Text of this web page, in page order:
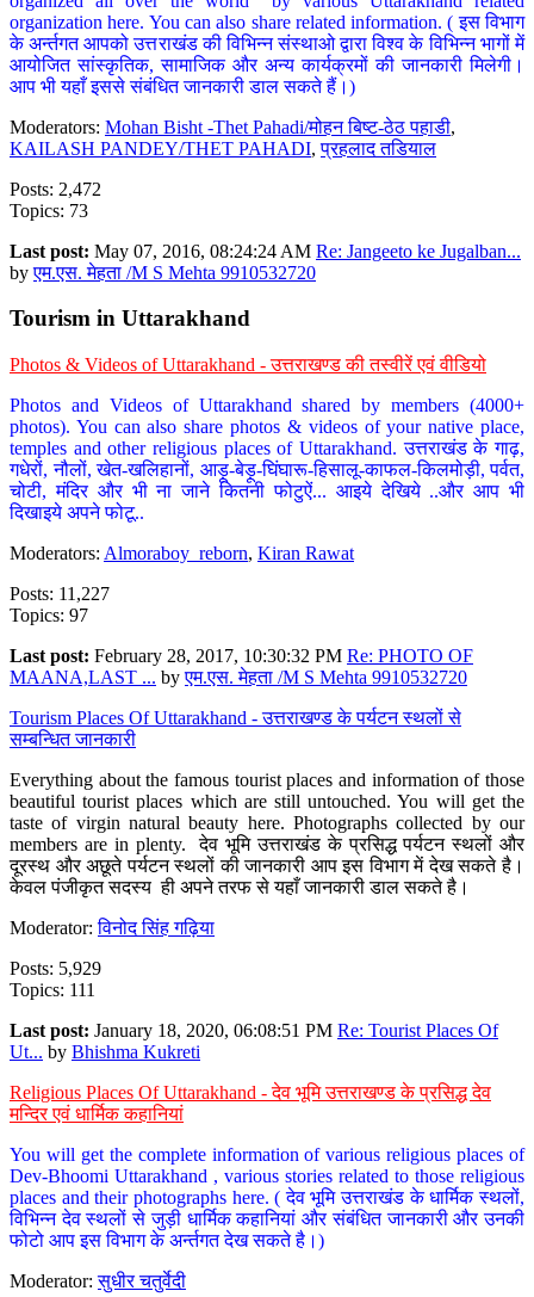
organization here. You can also share related information. ( इस विभाग
के अर्न्तगत आपको उत्तराखंड की विभिन्न संस्थाओ द्वारा विश्व के विभिन्न भागों में
आयोजित सांस्कृतिक, सामाजिक और अन्य कार्यक्रमों की जानकारी मिलेगी।
आप भी यहाँ इससे संबंधित जानकारी डाल सकते हैं।)
Moderators: Mohan Bisht -Thet Pahadi/मोहन बिष्ट-ठेठ पहाडी,
KAILASH PANDEY/THET PAHADI,प्रहलाद तडियाल
Posts: 2,472
Topics: 73
Last post: May 07, 2016, 08:24:24 AM Re: Jangeeto ke Jugalban...
byएम.एस. मेहता /M S Mehta 9910532720
Tourism in Uttarakhand
Photos & Videos of Uttarakhand - उत्तराखण्ड की तस्वीरें एवं वीडियो
Photos and Videos of Uttarakhand shared by members (4000+
photos). You can also share photos & videos of your native place,
temples and other religious places of Uttarakhand. उत्तराखंड के गाढ़,
गधेरों, नौलों, खेत-खलिहानों, आड़ू-बेड़ू-घिंघारू-हिसालू-काफल-किलमोड़ी, पर्वत,
चोटी, मंदिर और भी ना जाने कितनी फोटुऐं... आइये देखिये ..और आप भी
दिखाइये अपने फोटू..
Moderators: Almoraboy_reborn, Kiran Rawat
Posts: 11,227
Topics: 97
Last post: February 28, 2017, 10:30:32 PM Re: PHOTO OF
MAANA,LAST ... byएम.एस. मेहता /M S Mehta 9910532720
Tourism Places Of Uttarakhand - उत्तराखण्ड के पर्यटन स्थलों से
सम्बन्धित जानकारी
Everything about the famous tourist places and information of those
beautiful tourist places which are still untouched. You will get the
taste of virgin natural beauty here. Photographs collected by our
members are in plenty. देव भूमि उत्तराखंड के प्रसिद्ध पर्यटन स्थलों और
दूरस्थ और अछूते पर्यटन स्थलों की जानकारी आप इस विभाग में देख सकते है।
केवल पंजीकृत सदस्य ही अपने तरफ से यहाँ जानकारी डाल सकते है।
Moderator:विनोद सिंह गढ़िया
Posts: 5,929
Topics: 111
Last post: January 18, 2020, 06:08:51 PM Re: Tourist Places Of
Ut... by Bhishma Kukreti
Religious Places Of Uttarakhand - देव भूमि उत्तराखण्ड के प्रसिद्ध देव
मन्दिर एवं धार्मिक कहानियां
You will get the complete information of various religious places of
Dev-Bhoomi Uttarakhand , various stories related to those religious
places and their photographs here. ( देव भूमि उत्तराखंड के धार्मिक स्थलों,
विभिन्न देव स्थलों से जुड़ी धार्मिक कहानियां और संबंधित जानकारी और उनकी
फोटो आप इस विभाग के अर्न्तगत देख सकते है।)
Moderator:सुधीर चतुर्वेदी